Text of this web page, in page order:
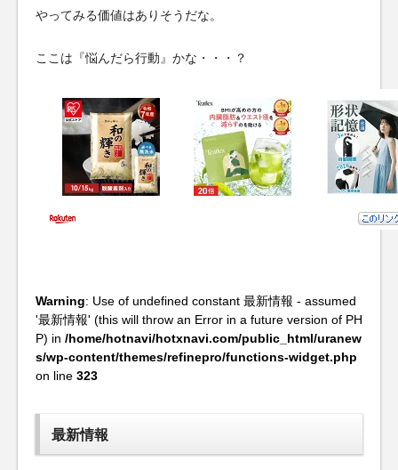
やってみる価値はありそうだな。
ここは『悩んだら行動』かな・・・？
Warning: Use of undefined constant 最新情報 - assumed
'最新情報' (this will throw an Error in a future version of PH
P) in /home/hotnavi/hotxnavi.com/public_html/uranew
s/wp-content/themes/refinepro/functions-widget.php
on line 323
最新情報